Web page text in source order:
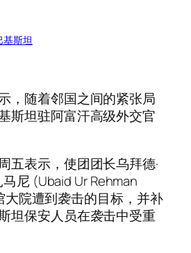
基斯坦
，随着邻国之间的紧张局
斯坦驻阿富汗高级外交官
五表示，使团团长乌拜德·
马尼 (Ubaid Ur Rehman
大院遭到袭击的目标，并补
坦保安人员在袭击中受重